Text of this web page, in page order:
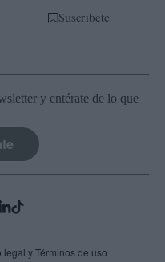
Suscríbete
y entérate de lo que
legal y Términos de uso